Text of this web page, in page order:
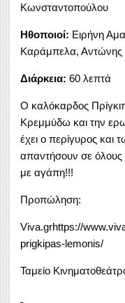
Κωνσταντοπούλου
Ηθοποιοί: Ειρήνη
Καράμπελα, Αντώνης
Διάρκεια: 60 λεπτά
Ο καλόκαρδος
Κρεμμύδω και την
έχει ο περίγυρος και
απαντήσουν σε όλους
με αγάπη!!!
Προπώληση:
Viva.grhttps://
prigkipas-lemonis/
Ταμείο